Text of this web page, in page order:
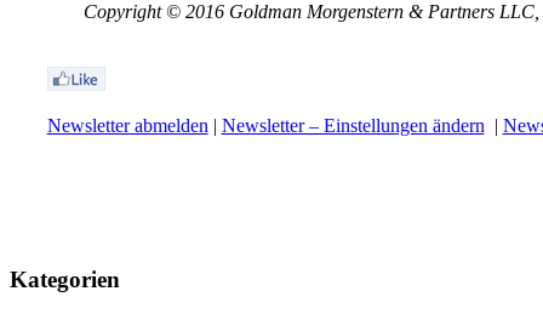
Copyright © 2016 Goldman Morgenstern & Partners LLC,
Newsletter abmelden | Newsletter – Einstellungen ändern |
Kategorien